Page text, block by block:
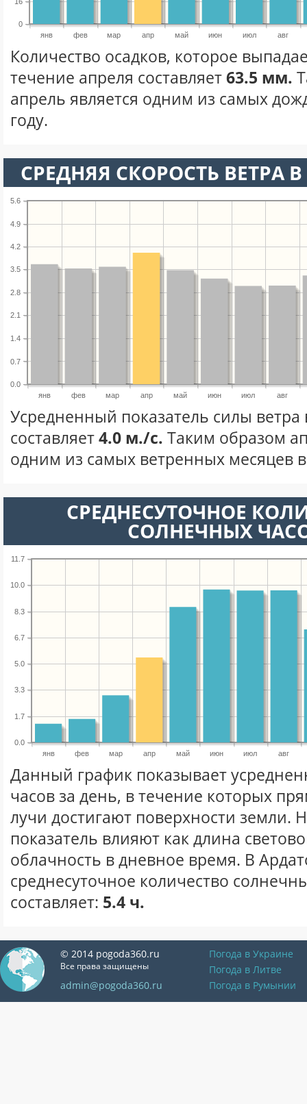
янв фев мар апр май июн июл авг
0
Количество осадков, которое
течение апреля составляет63.5 мм.
апрель является одним из самых
году.
СРЕДНЯЯ СКОРОСТЬ ВЕТРА
янв фев мар апр май июн июл авг
0.0
0.7
1.4
2.1
2.8
3.5
4.2
4.9
5.6
Усредненный показатель силы ветра
составляет4.0 м./с. Таким образом
одним из самых ветренных месяцев в
СРЕДНЕСУТОЧНОЕ
СОЛНЕЧНЫХ
янв фев мар апр май июн июл авг
0.0
1.7
3.3
5.0
6.7
8.3
10.0
11.7
Данный график показывает
часов за день, в течение которых
лучи достигают поверхности земли.
показатель влияют как длина
облачность в дневное время. В
среднесуточное количество
составляет: 5.4 ч.
© 2014 pogoda360.ru
Все права защищены
admin@pogoda360.ru
Погода в Украине
Погода в Литве
Погода в Румынии